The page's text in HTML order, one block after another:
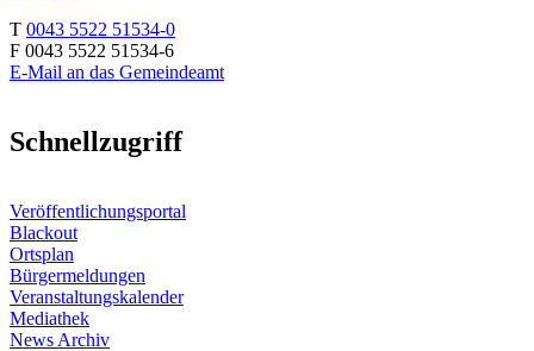
T 0043 5522 51534-0
F 0043 5522 51534-6
E-Mail an das Gemeindeamt
Schnellzugriff
Veröffentlichungsportal
Blackout
Ortsplan
Bürgermeldungen
Veranstaltungskalender
Mediathek
News Archiv